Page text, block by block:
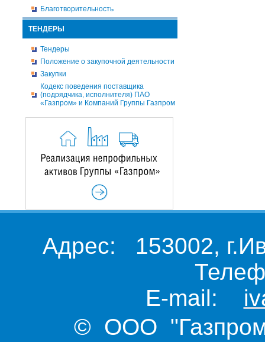
Благотворительность
ТЕНДЕРЫ
Тендеры
Положение о закупочной деятельности
Закупки
Кодекс поведения поставщика
(подрядчика, исполнителя) ПАО
«Газпром» и Компаний Группы Газпром
Адрес: 153002,
E-mail:
© ООО "Газпром